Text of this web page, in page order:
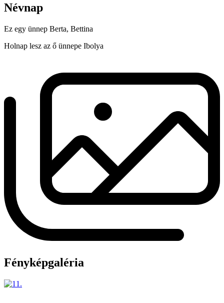
Névnap
Ez egy ünnep Berta, Bettina
Holnap lesz az ő ünnepe Ibolya
Fényképgaléria